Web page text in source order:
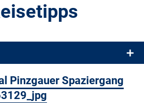
Ein Blog für alle, die gern
Pinzgauer Spaziergang